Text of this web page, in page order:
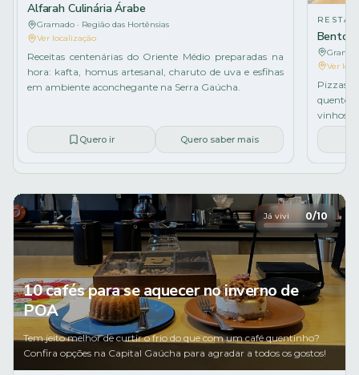
Alfarah Culinária Árabe
Gramado · Região das Hortênsias
Ver localização
Receitas centenárias do Oriente Médio preparadas na
hora: kafta, homus artesanal, charuto de uva e esfihas
em ambiente aconchegante na Serra Gaúcha.
Quero ir Quero saber mais
Bento
Ver
Pizzas
quente,
vinhos,
Já vivi 0/10
10 cafés para se aquecer no inverno de
POA
Tem jeito melhor de curtir o frio do que com um café quentinho?
Confira opções na Capital Gaúcha para agradar a todos os gostos!